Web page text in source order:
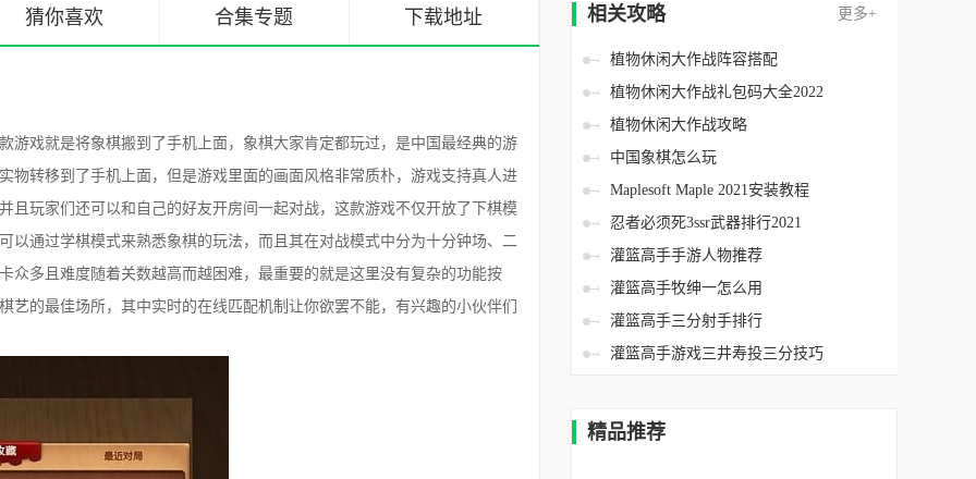
相关攻略 更多+
植物休闲大作战阵容搭配
植物休闲大作战礼包码大全2022
植物休闲大作战攻略
中国象棋怎么玩
Maplesoft Maple 2021安装教程
忍者必须死3ssr武器排行2021
灌篮高手手游人物推荐
灌篮高手牧绅一怎么用
灌篮高手三分射手排行
灌篮高手游戏三井寿投三分技巧
精品推荐
猜你喜欢 合集专题 下载地址
游戏就是将象棋搬到了手机上面，象棋大家肯定都玩过，是中国最经典的游
物转移到了手机上面，但是游戏里面的画面风格非常质朴，游戏支持真人进
且玩家们还可以和自己的好友开房间一起对战，这款游戏不仅开放了下棋模
以通过学棋模式来熟悉象棋的玩法，而且其在对战模式中分为十分钟场、二
众多且难度随着关数越高而越困难，最重要的就是这里没有复杂的功能按
的最佳场所，其中实时的在线匹配机制让你欲罢不能，有兴趣的小伙伴们